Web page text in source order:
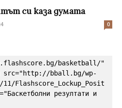
си каза думата
0
basketball/"
src="http://bball.bg/wp-
Flashscore_Lockup_Posit
резултати и